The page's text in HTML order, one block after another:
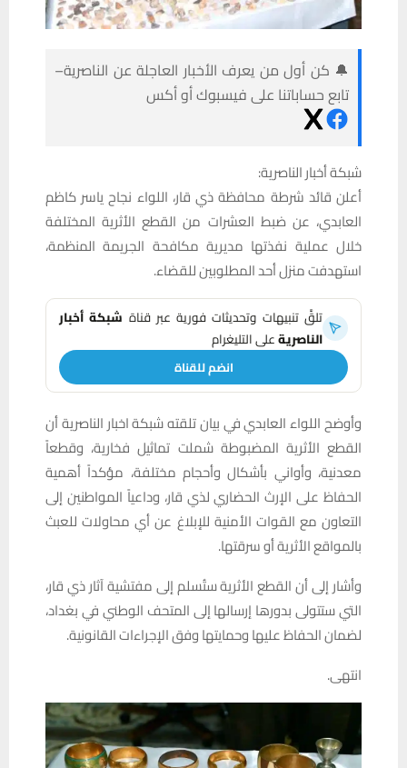
🔔 كن أول من يعرف الأخبار العاجلة عن الناصرية–
تابع حساباتنا على فيسبوك أو أكس
شبكة أخبار الناصرية:
أعلن قائد شرطة محافظة ذي قار، اللواء نجاح ياسر كاظم
العابدي، عن ضبط العشرات من القطع الأثرية المختلفة
خلال عملية نفذتها مديرية مكافحة الجريمة المنظمة،
استهدفت منزل أحد المطلوبين للقضاء.
تلقَّ تنبيهات وتحديثات فورية عبر قناة شبكة أخبار
الناصريةعلى التليغرام
انضم للقناة
وأوضح اللواء العابدي في بيان تلقته شبكة اخبار الناصرية أن
القطع الأثرية المضبوطة شملت تماثيل فخارية، وقطعاً
معدنية، وأواني بأشكال وأحجام مختلفة، مؤكداً أهمية
الحفاظ على الإرث الحضاري لذي قار، وداعياً المواطنين إلى
التعاون مع القوات الأمنية للإبلاغ عن أي محاولات للعبث
بالمواقع الأثرية أو سرقتها.
وأشار إلى أن القطع الأثرية ستُسلم إلى مفتشية آثار ذي قار،
التي ستتولى بدورها إرسالها إلى المتحف الوطني في بغداد،
لضمان الحفاظ عليها وحمايتها وفق الإجراءات القانونية.
انتهى.